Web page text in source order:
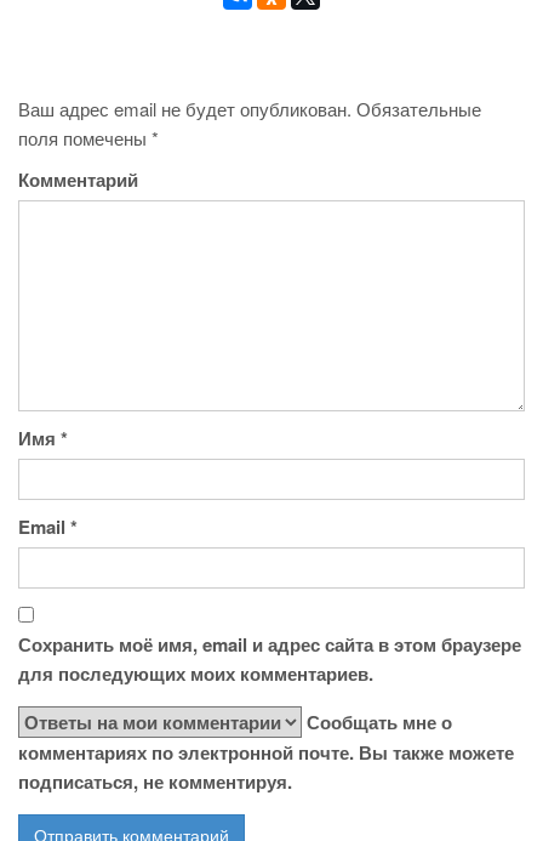
Ваш адрес email не будет опубликован. Обязательные
поля помечены *
Комментарий
Имя *
Email *
Сохранить моё имя, email и адрес сайта в этом браузере
для последующих моих комментариев.
Сообщать мне о
комментариях по электронной почте. Вы также можете
подписаться, не комментируя.